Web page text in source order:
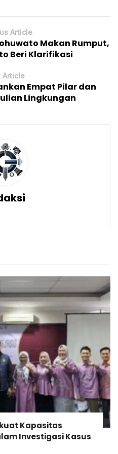
Article
Makan Rumput,
Beri Klarifikasi
Article
Empat Pilar dan
Lingkungan
Kapasitas
Investigasi Kasus